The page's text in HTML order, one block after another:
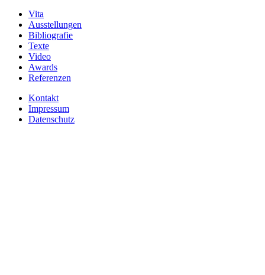
Vita
Ausstellungen
Bibliografie
Texte
Video
Awards
Referenzen
Kontakt
Impressum
Datenschutz